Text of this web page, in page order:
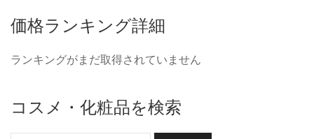
価格ランキング詳細
ランキングがまだ取得されていません
コスメ・化粧品を検索